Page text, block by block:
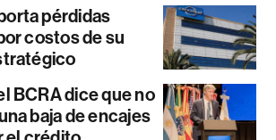
pérdidas
costos de su
BCRA dice que no
baja de encajes